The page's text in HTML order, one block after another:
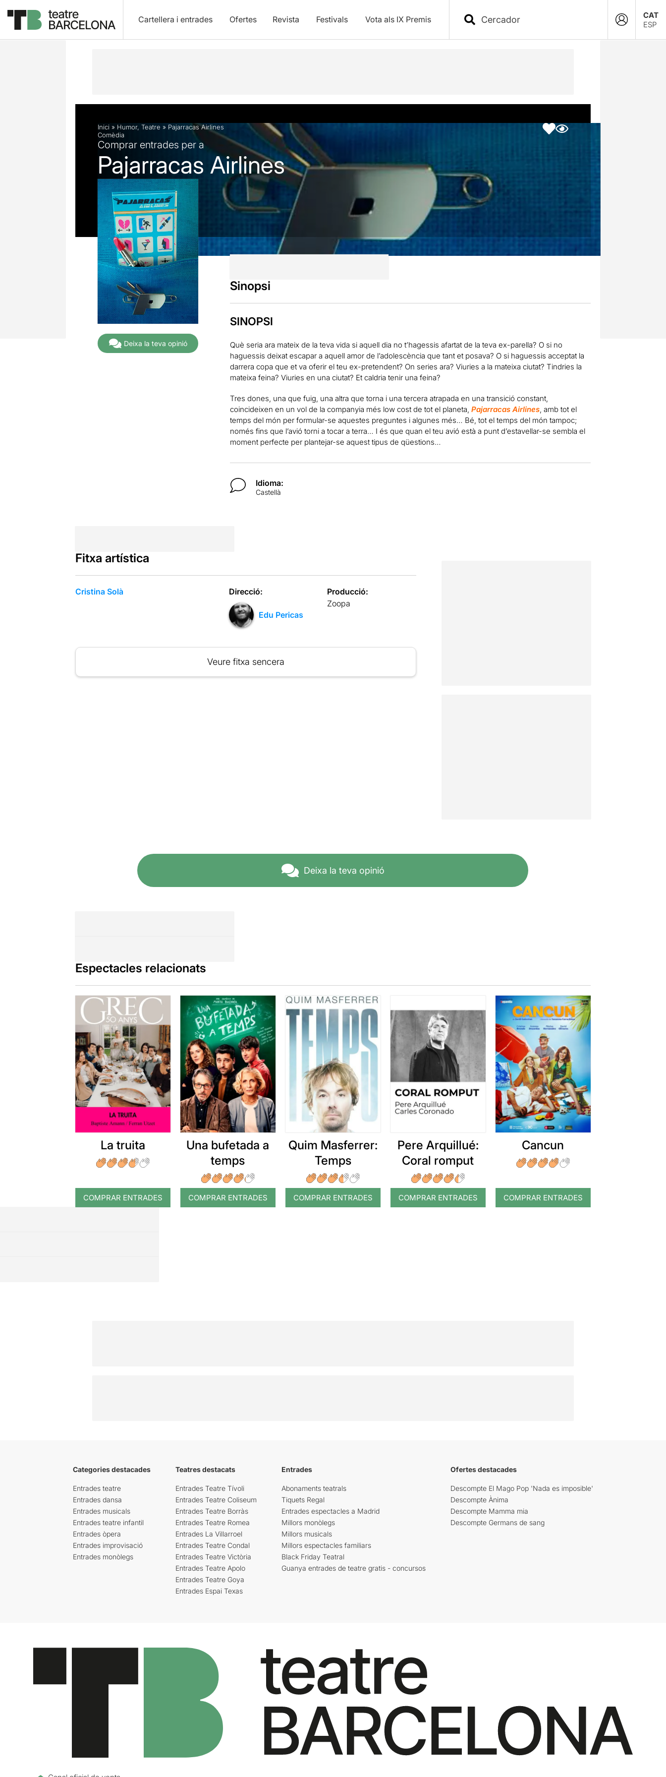
Cartellera i entrades Ofertes Revista Festivals Vota als IX Premis
CAT
ESP
Descripció Fitxa artística
Inici » Humor, Teatre » Pajarracas Airlines
Comèdia
Comprar entrades per a
Pajarracas Airlines
Deixa la teva opinió
Sinopsi
SINOPSI
Què seria ara mateix de la teva vida si aquell dia no t’hagessis afartat de la teva ex-parella? O si no
haguessis deixat escapar a aquell amor de l’adolescència que tant et posava? O si haguessis acceptat la
darrera copa que et va oferir el teu ex-pretendent? On series ara? Viuries a la mateixa ciutat? Tindries la
mateixa feina? Viuries en una ciutat? Et caldria tenir una feina?
Tres dones, una que fuig, una altra que torna i una tercera atrapada en una transició constant,
coincideixen en un vol de la companyia més low cost de tot el planeta, Pajarracas Airlines, amb tot el
temps del món per formular-se aquestes preguntes i algunes més… Bé, tot el temps del món tampoc;
només fins que l’avió torni a tocar a terra… I és que quan el teu avió està a punt d’estavellar-se sembla el
moment perfecte per plantejar-se aquest tipus de qüestions…
Idioma:
Castellà
Fitxa artística
Cristina Solà Direcció:
Edu Pericas
Producció:
Zoopa
Veure fitxa sencera
Deixa la teva opinió
Espectacles relacionats
La truita
COMPRAR ENTRADES
Una bufetada a
temps
COMPRAR ENTRADES
Quim Masferrer:
Temps
COMPRAR ENTRADES
Pere Arquillué:
Coral romput
COMPRAR ENTRADES
Cancun
COMPRAR ENTRADES
Categories destacades
Entrades teatre
Entrades dansa
Entrades musicals
Entrades teatre infantil
Entrades òpera
Entrades improvisació
Entrades monòlegs
Teatres destacats
Entrades Teatre Tívoli
Entrades Teatre Coliseum
Entrades Teatre Borràs
Entrades Teatre Romea
Entrades La Villarroel
Entrades Teatre Condal
Entrades Teatre Victòria
Entrades Teatre Apolo
Entrades Teatre Goya
Entrades Espai Texas
Entrades
Abonaments teatrals
Tiquets Regal
Entrades espectacles a Madrid
Millors monòlegs
Millors musicals
Millors espectacles familiars
Black Friday Teatral
Guanya entrades de teatre gratis - concursos
Ofertes destacades
Descompte El Mago Pop 'Nada es imposible'
Descompte Ànima
Descompte Mamma mia
Descompte Germans de sang